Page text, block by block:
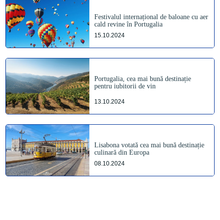
Festivalul internațional de baloane cu aer
cald revine în Portugalia
15.10.2024
Portugalia, cea mai bună destinație
pentru iubitorii de vin
13.10.2024
Lisabona votată cea mai bună destinație
culinară din Europa
08.10.2024